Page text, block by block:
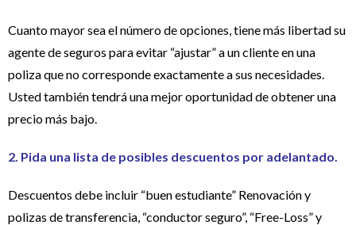
Cuanto mayor sea el número de opciones, tiene más libertad su
agente de seguros para evitar “ajustar” a un cliente en una
poliza que no corresponde exactamente a sus necesidades.
Usted también tendrá una mejor oportunidad de obtener una
precio más bajo.
2. Pida una lista de posibles descuentos por adelantado.
Descuentos debe incluir “buen estudiante” Renovación y
polizas de transferencia, “conductor seguro”, “Free-Loss” y